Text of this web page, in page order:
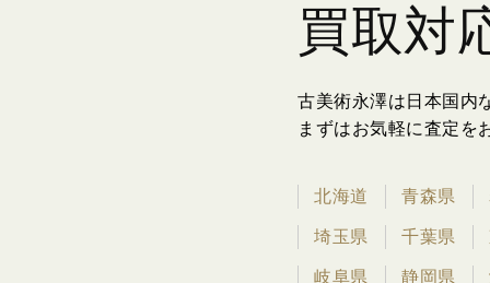
買取対
古美術永澤は日本国内
まずはお気軽に査定を
北海道 青森県
埼玉県 千葉県
岐阜県 静岡県